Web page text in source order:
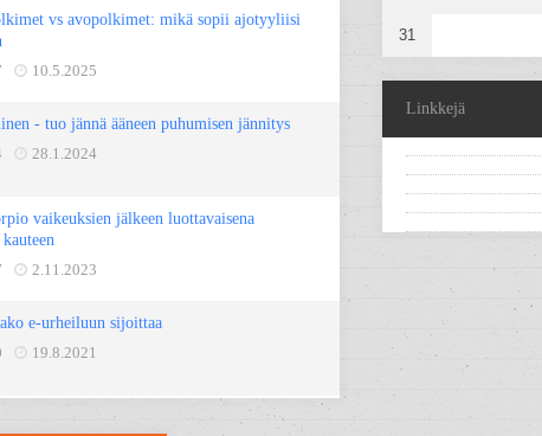
vs avopolkimet: mikä sopii ajotyyliisi
10.5.2025
- tuo jännä ääneen puhumisen jännitys
28.1.2024
vaikeuksien jälkeen luottavaisena
2.11.2023
e-urheiluun sijoittaa
19.8.2021
31
Linkkejä